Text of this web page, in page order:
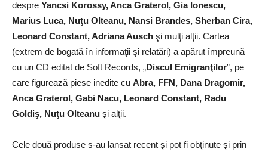
despre Yancsi Korossy, Anca Graterol, Gia Ionescu,
Marius Luca, Nuţu Olteanu, Nansi Brandes, Sherban Cira,
Leonard Constant, Adriana Ausch şi mulţi alţii. Cartea
(extrem de bogată în informaţii şi relatări) a apărut împreună
cu un CD editat de Soft Records, „Discul Emigranţilor”, pe
care figurează piese inedite cu Abra, FFN, Dana Dragomir,
Anca Graterol, Gabi Nacu, Leonard Constant, Radu
Goldiş, Nuţu Olteanu şi alţii.
Cele două produse s-au lansat recent şi pot fi obţinute şi prin